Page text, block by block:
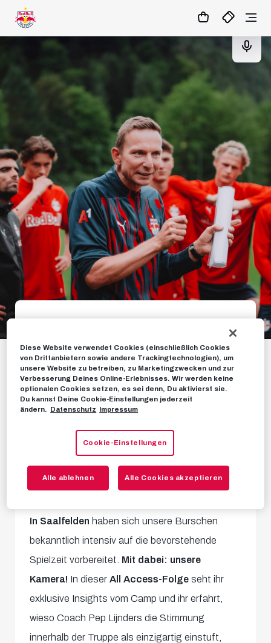
08:16 TICKETS
ALL ACCESS:
Trainingslager
Spannende Einblicke ins
NEWS 21. JULI 2024
In Saalfelden haben sich unsere Burschen
bekanntlich intensiv auf die bevorstehende
Spielzeit vorbereitet. Mit dabei: unsere
Kamera! In dieserAll Access-Folgeseht ihr
exklusive Insights vom Camp und ihr erfahrt,
wieso Coach Pep Lijnders die Stimmung
innerhalb der Truppe als einzigartig einstuft,
Diese Website verwendet Cookies (einschließlich Cookies
von Drittanbietern sowie andere Trackingtechnologien), um
unsere Website zu betreiben, zu Marketingzwecken und zur
Verbesserung Deines Online-Erlebnisses. Wir werden keine
optionalen Cookies setzen, es sei denn, Du aktivierst sie.
Du kannst Deine Cookie-Einstellungen jederzeit
ändern.
Datenschutz Impressum
Cookie-Einstellungen
Alle ablehnen Alle Cookies akzeptieren